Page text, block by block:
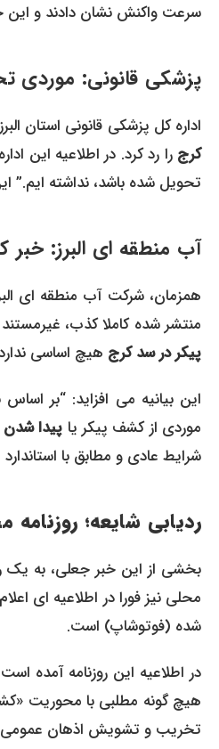
سرعت واکنش نشان دادند و این
پزشکی قانونی: موردی
اداره کل پزشکی قانونی استان
کرج را رد کرد. در اطلاعیه این
تحویل شده باشد، نداشته ایم.” این تکذیبیه
آب منطقه ای البرز:
همزمان، شرکت آب منطقه ای
منتشر شده کاملا کذب،
پیکر در سد کرج هیچ اساسی
این بیانیه می افزاید: “بر
موردی از کشف پیکر یا پیدا
شرایط عادی و مطابق با
ردیابی شایعه؛
بخشی از این خبر جعلی، به یک
محلی نیز فورا در اطلاعیه ای
شده (فوتوشاپ) است.
در اطلاعیه این روزنامه آمده
هیچ گونه مطلبی با محوریت
تخریب و تشویش اذهان